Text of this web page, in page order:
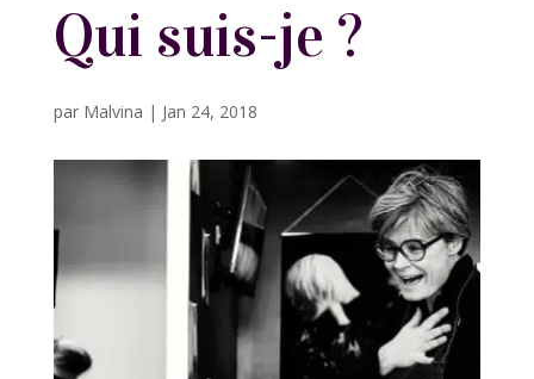
Qui suis-je ?
par Malvina | Jan 24, 2018